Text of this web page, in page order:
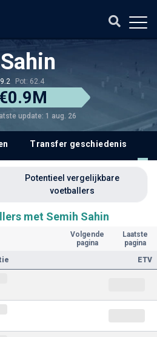
Pot: 62.4
update: 1 aug. 26
Transfer geschiedenis
Potentieel vergelijkbare
voetballers
met Semih Sahin
Volgende
pagina
Laatste
pagina
ETV